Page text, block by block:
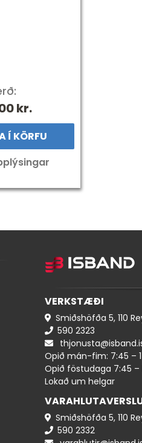
kr.
Í KÖRFU
VERKSTÆÐI
Smiðshöfða 5, 110
590 ​​2323
Opið mán-fim: 7:45 –
Opið föstudaga 7:45 –
Lokað um helgar
Smiðshöfða 5, 110
590 ​2332